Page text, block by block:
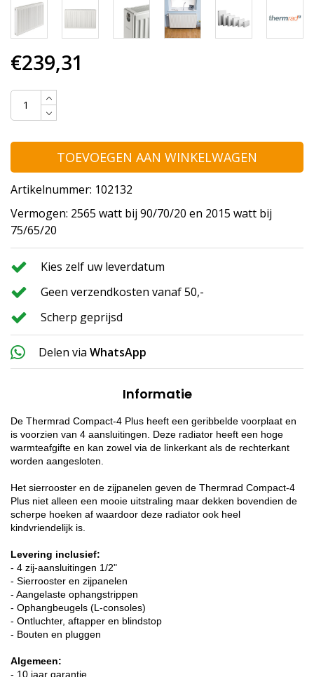
€239,31
TOEVOEGEN AAN WINKELWAGEN
Artikelnummer: 102132
Vermogen: 2565 watt bij 90/70/20 en 2015 watt bij
75/65/20
Kies zelf uw leverdatum
Geen verzendkosten vanaf 50,-
Scherp geprijsd
Delen via WhatsApp
Informatie
De Thermrad Compact-4 Plus heeft een geribbelde voorplaat en
is voorzien van 4 aansluitingen. Deze radiator heeft een hoge
warmteafgifte en kan zowel via de linkerkant als de rechterkant
worden aangesloten.
Het sierrooster en de zijpanelen geven de Thermrad Compact-4
Plus niet alleen een mooie uitstraling maar dekken bovendien de
scherpe hoeken af waardoor deze radiator ook heel
kindvriendelijk is.
Levering inclusief:
- 4 zij-aansluitingen 1/2"
- Sierrooster en zijpanelen
- Aangelaste ophangstrippen
- Ophangbeugels (L-consoles)
- Ontluchter, aftapper en blindstop
- Bouten en pluggen
Algemeen:
- 10 jaar garantie